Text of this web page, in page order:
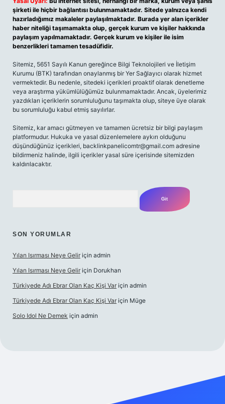
şirketi ile hiçbir bağlantısı bulunmamaktadır. Sitede yalnızca kendi
hazırladığımız makaleler paylaşılmaktadır. Burada yer alan içerikler
haber niteliği taşımamakta olup, gerçek kurum ve kişiler hakkında
paylaşım yapılmamaktadır. Gerçek kurum ve kişiler ile isim
benzerlikleri tamamen tesadüfidir.
Sitemiz, 5651 Sayılı Kanun gereğince Bilgi Teknolojileri ve İletişim
Kurumu (BTK) tarafından onaylanmış bir Yer Sağlayıcı olarak hizmet
vermektedir. Bu nedenle, sitedeki içerikleri proaktif olarak denetleme
veya araştırma yükümlülüğümüz bulunmamaktadır. Ancak, üyelerimiz
yazdıkları içeriklerin sorumluluğunu taşımakta olup, siteye üye olarak
bu sorumluluğu kabul etmiş sayılırlar.
Sitemiz, kar amacı gütmeyen ve tamamen ücretsiz bir bilgi paylaşım
platformudur. Hukuka ve yasal düzenlemelere aykırı olduğunu
düşündüğünüz içerikleri, backlinkpanelicomtr@gmail.com adresine
bildirmeniz halinde, ilgili içerikler yasal süre içerisinde sitemizden
kaldırılacaktır.
SON YORUMLAR
Yılan Isırması Neye Gelir için admin
Yılan Isırması Neye Gelir için Dorukhan
Türkiyede Adı Ebrar Olan Kaç Kişi Var için admin
Türkiyede Adı Ebrar Olan Kaç Kişi Var için Müge
Solo Idol Ne Demek için admin